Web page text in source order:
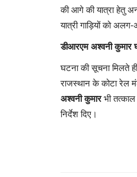
की आगे की यात्रा हेतु
यात्री गाड़ियों को
डीआरएम अश्वनी कुमार
घटना की सूचना मिलते
राजस्थान के कोटा रेल
अश्वनी कुमारभी तत्काल
निर्देश दिए।